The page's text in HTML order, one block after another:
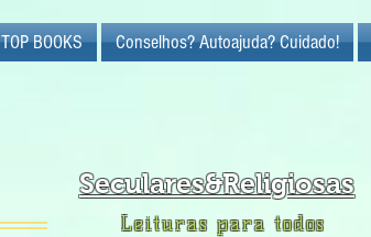
TOP BOOKS Conselhos? Autoajuda? Cuidado!
Seculares&Religiosas
Leituras para todos